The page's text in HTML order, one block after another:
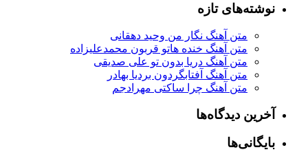
نوشته‌های تازه
متن آهنگ نگار من وحید دهقانی
متن آهنگ خنده هاتو قربون محمدعلیزاده
متن آهنگ دریا بدون تو علی صدیقی
متن آهنگ آفتابگردون بردیا بهادر
متن آهنگ چرا ساکتی مهرادجم
آخرین دیدگاه‌ها
بایگانی‌ها